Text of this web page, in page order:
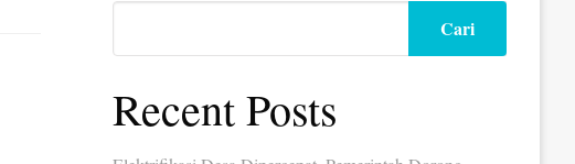
Cari
Recent Posts